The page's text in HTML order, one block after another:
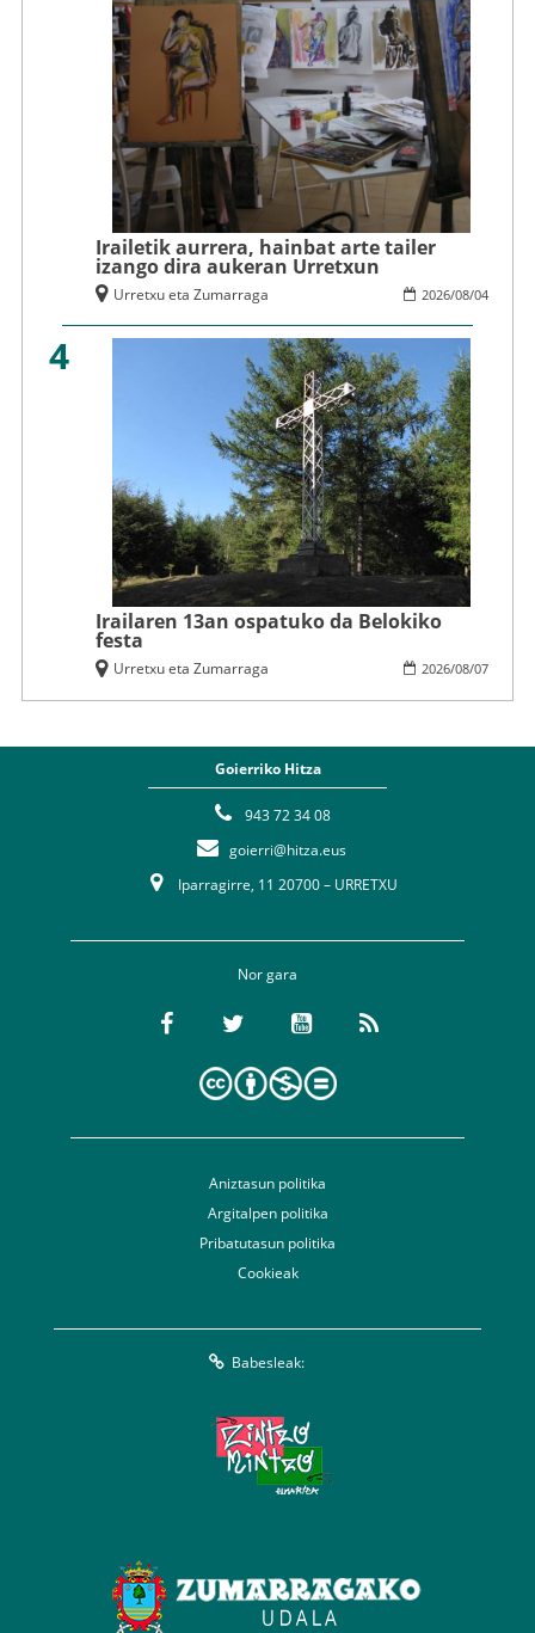
Irailetik aurrera, hainbat arte tailer
izango dira aukeran Urretxun
2026/08/04
Urretxu eta Zumarraga
4
Irailaren 13an ospatuko da Belokiko
festa
2026/08/07
Urretxu eta Zumarraga
Goierriko Hitza
943 72 34 08
goierri@hitza.eus
Iparragirre, 11 20700 – URRETXU
Nor gara
Aniztasun politika
Argitalpen politika
Pribatutasun politika
Cookieak
Babesleak: